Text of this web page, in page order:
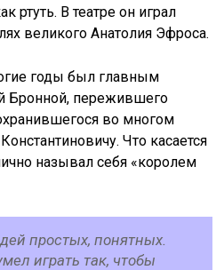
В театре он играл
великого Анатолия Эфроса.
годы был главным
Бронной, пережившего
во многом
Что касается
называл себя «королем
простых, понятных.
играть так, чтобы